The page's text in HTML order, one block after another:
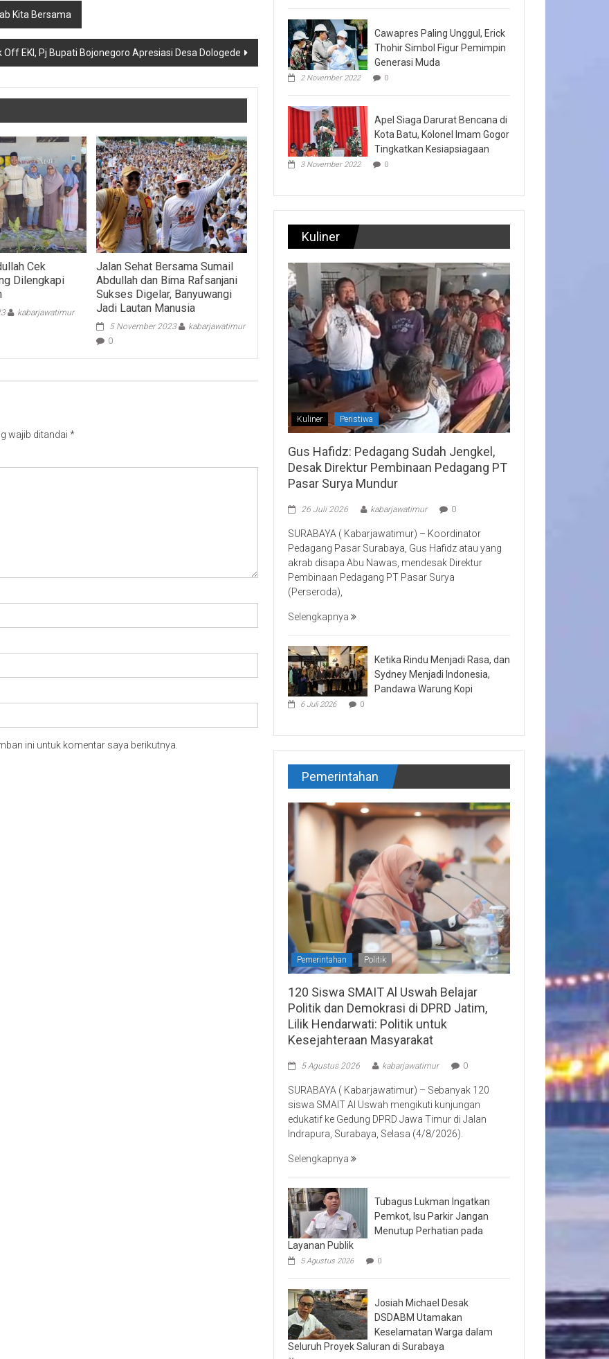
Kita Bersama
Off EKI, Pj Bupati Bojonegoro Apresiasi Desa Dologede
Cek
Dilengkapi
kabarjawatimur
Jalan Sehat Bersama Sumail
Abdullah dan Bima Rafsanjani
Sukses Digelar, Banyuwangi
Jadi Lautan Manusia
5 November 2023
kabarjawatimur
0
wajib ditandai *
ini untuk komentar saya berikutnya.
Cawapres Paling Unggul, Erick
Thohir Simbol Figur Pemimpin
Generasi Muda
2 November 2022 0
Apel Siaga Darurat Bencana di
Kota Batu, Kolonel Imam Gogor
Tingkatkan Kesiapsiagaan
3 November 2022 0
Kuliner
Kuliner Peristiwa
Gus Hafidz: Pedagang Sudah Jengkel,
Desak Direktur Pembinaan Pedagang PT
Pasar Surya Mundur
26 Juli 2026 kabarjawatimur 0
SURABAYA ( Kabarjawatimur) – Koordinator
Pedagang Pasar Surabaya, Gus Hafidz atau yang
akrab disapa Abu Nawas, mendesak Direktur
Pembinaan Pedagang PT Pasar Surya
(Perseroda),
Selengkapnya
Ketika Rindu Menjadi Rasa, dan
Sydney Menjadi Indonesia,
Pandawa Warung Kopi
6 Juli 2026 0
Pemerintahan
Pemerintahan Politik
120 Siswa SMAIT Al Uswah Belajar
Politik dan Demokrasi di DPRD Jatim,
Lilik Hendarwati: Politik untuk
Kesejahteraan Masyarakat
5 Agustus 2026 kabarjawatimur 0
SURABAYA ( Kabarjawatimur) – Sebanyak 120
siswa SMAIT Al Uswah mengikuti kunjungan
edukatif ke Gedung DPRD Jawa Timur di Jalan
Indrapura, Surabaya, Selasa (4/8/2026).
Selengkapnya
Tubagus Lukman Ingatkan
Pemkot, Isu Parkir Jangan
Menutup Perhatian pada
Layanan Publik
5 Agustus 2026 0
Josiah Michael Desak
DSDABM Utamakan
Keselamatan Warga dalam
Seluruh Proyek Saluran di Surabaya